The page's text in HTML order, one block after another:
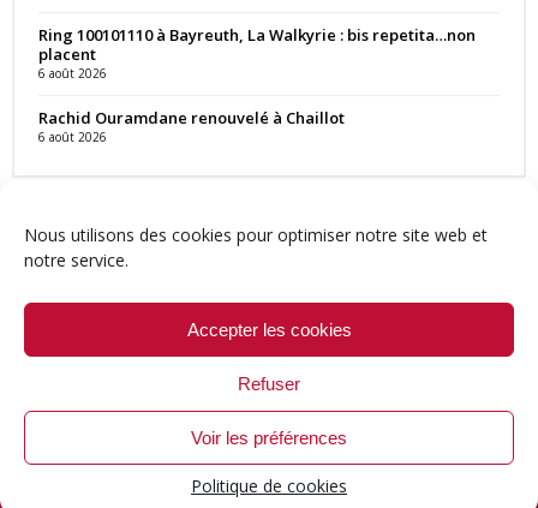
Nous utilisons des cookies pour optimiser notre site web et
notre service.
Accepter les cookies
Refuser
Voir les préférences
Politique de cookies
Ring 100101110 à Bayreuth, La Walkyrie : bis repetita…non
placent
6 août 2026
Rachid Ouramdane renouvelé à Chaillot
6 août 2026
© 1999-2026 ResMusica.net Tous droits réservés.